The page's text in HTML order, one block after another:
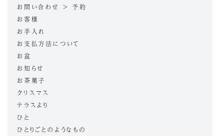
お問い合わせ > 予約
お客様
お手入れ
お支払方法について
お盆
お知らせ
お茶菓子
クリスマス
テラスより
ひと
ひとりごとのようなもの